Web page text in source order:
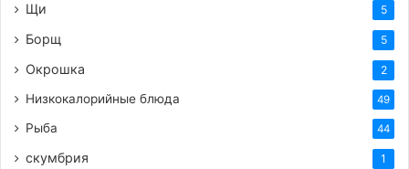
Щи 5
Борщ 5
Окрошка 2
Низкокалорийные блюда 49
Рыба 44
скумбрия 1